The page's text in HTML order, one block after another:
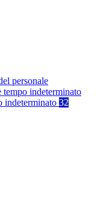
personale
tempo indeterminato
indeterminato 32